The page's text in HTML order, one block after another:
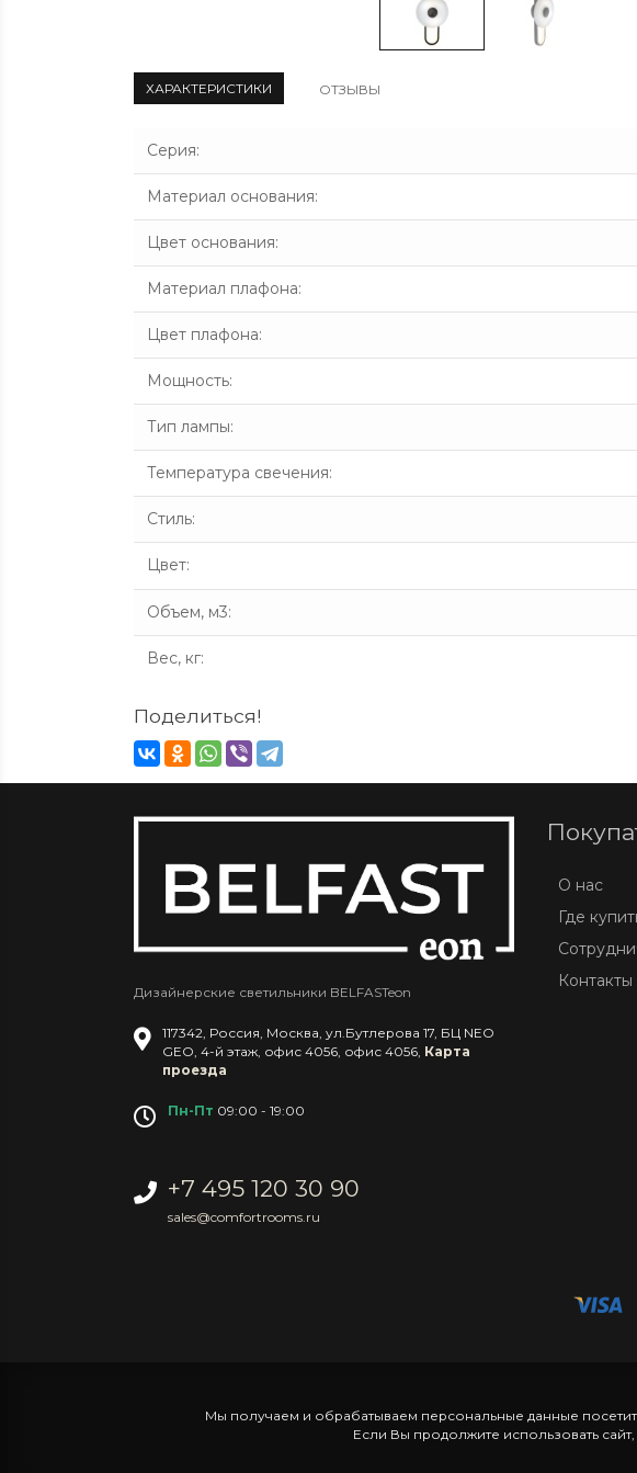
ХАРАКТЕРИСТИКИ ОТЗЫВЫ
Серия:
Материал основания:
Цвет основания:
Материал плафона:
Цвет плафона:
Мощность:
Тип лампы:
Температура свечения:
Стиль:
Цвет:
Объем, м3:
Вес, кг:
Поделиться!
Дизайнерские светильники BELFASTeon
117342, Россия, Москва,ул.Бутлерова 17, БЦ NEO
GEO, 4-й этаж, офис 4056, офис 4056, Карта
проезда
Пн-Пт 09:00 - 19:00
+7 495 120 30 90
sales@comfortrooms.ru
О нас
Где
Контакты
Мы получаем и обрабатываем персональные данные
Если Вы продолжите использовать сайт,